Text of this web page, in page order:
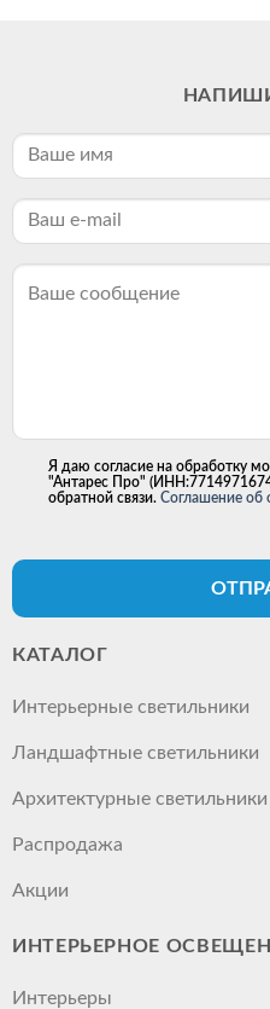
Я даю согласие на обработку
"Антарес Про"
обратной связи. Соглашение об
КАТАЛОГ
Интерьерные светильники
Ландшафтные светильники
Архитектурные светильники
Распродажа
Акции
ИНТЕРЬЕРНОЕ
Интерьеры